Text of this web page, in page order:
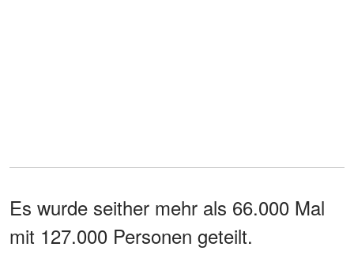
Es wurde seither mehr als 66.000 Mal
mit 127.000 Personen geteilt.